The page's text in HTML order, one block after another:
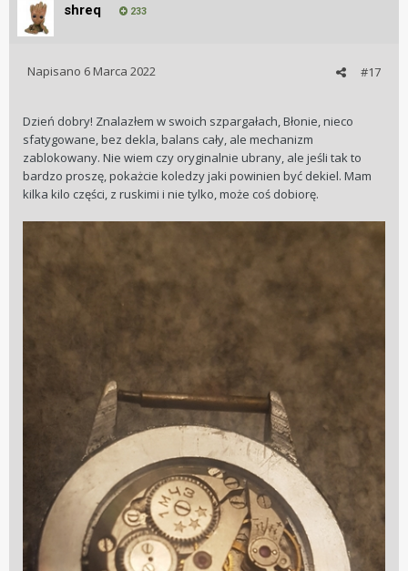
shreq 233
#17
Napisano 6 Marca 2022
Dzień dobry! Znalazłem w swoich szpargałach, Błonie, nieco
sfatygowane, bez dekla, balans cały, ale mechanizm
zablokowany. Nie wiem czy oryginalnie ubrany, ale jeśli tak to
bardzo proszę, pokażcie koledzy jaki powinien być dekiel. Mam
kilka kilo części, z ruskimi i nie tylko, może coś dobiorę.